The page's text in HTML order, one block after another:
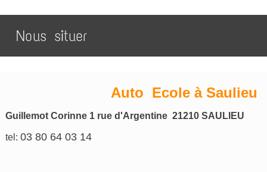
Nous situer
Auto Ecole à Saulieu
Guillemot Corinne 1 rue d'Argentine 21210 SAULIEU
tel:03 80 64 03 14